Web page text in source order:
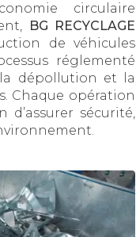
circulaire
BG RECYCLAGE
de véhicules
réglementé
dépollution et la
Chaque opération
d’assurer sécurité,